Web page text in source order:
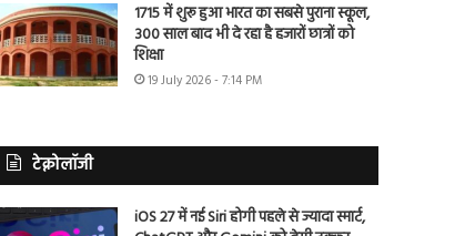
1715 में शुरू हुआ भारत का सबसे पुराना स्कूल,
300 साल बाद भी दे रहा है हजारों छात्रों को
शिक्षा
19 July 2026 - 7:14 PM
टेक्नोलॉजी
iOS 27 में नई Siri होगी पहले से ज्यादा स्मार्ट,